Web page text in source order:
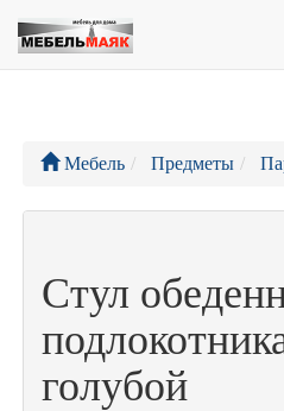
Мебель Предметы
Стул
голубой